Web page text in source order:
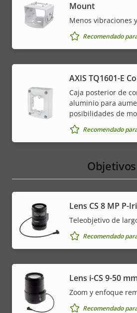
Mount
Menos vibraciones
Recomendado
AXIS TQ1601-E
Caja posterior de
aluminio para
posibilidades de
Recomendado
Objetivos
Lens CS 8 MP P-
Teleobjetivo de
Recomendado
Lens i-CS 9-50
Zoom y enfoque
Recomendado